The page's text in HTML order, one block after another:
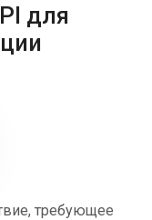
для
требующее